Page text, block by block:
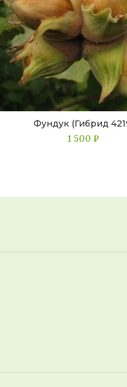
Фундук (Гибрид
1 500₽